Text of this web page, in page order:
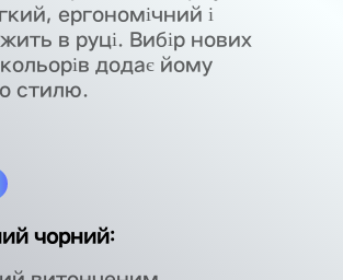
ергономічний і
в руці. Вибір нових
додає йому
стилю.
чорний: